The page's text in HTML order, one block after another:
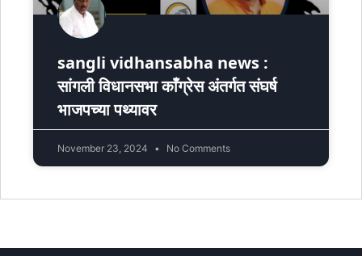
sangli vidhansabha news :
सांगली विधानसभा काँग्रेस अंतर्गत संघर्ष
भाजपच्या पथ्यावर
November 23, 2024 No Comments